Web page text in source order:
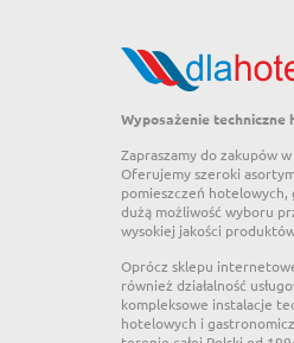
Wyposażenie
Zapraszamy do zakupów
Oferujemy szeroki
pomieszczeń hotelowych,
dużą możliwość wyboru
wysokiej jakości
Oprócz sklepu
również działalność
kompleksowe instalacje
hotelowych i